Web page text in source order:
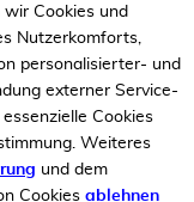
Cookies und
Nutzerkomforts,
personalisierter- und
externer Service-
Cookies
Weiteres
und dem
Cookies ablehnen